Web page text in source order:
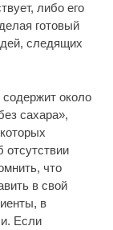
либо его
готовый
следящих
около
сахара»,
отсутствии
что
в свой
в
Если